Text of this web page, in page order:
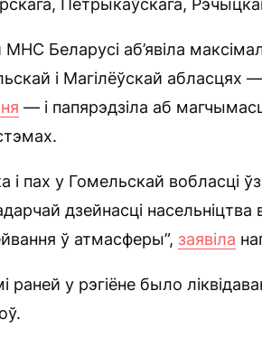
Петрыкаўскага,
МНС Беларусі аб’явіла
і Магілёўскай абласцях
— і папярэдзіла аб
пах у Гомельскай вобласці
дзейнасці насельніцтва
ў атмасферы”, заявіла
раней у рэгіёне было